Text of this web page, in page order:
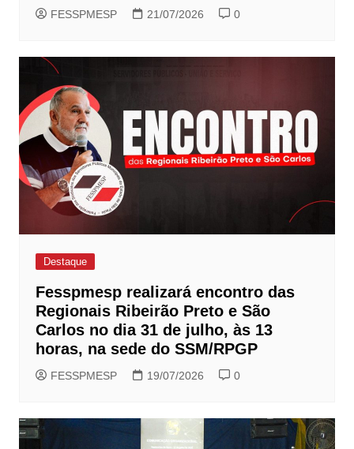
FESSPMESP 21/07/2026 0
Destaque
Fesspmesp realizará encontro das
Regionais Ribeirão Preto e São
Carlos no dia 31 de julho, às 13
horas, na sede do SSM/RPGP
FESSPMESP 19/07/2026 0